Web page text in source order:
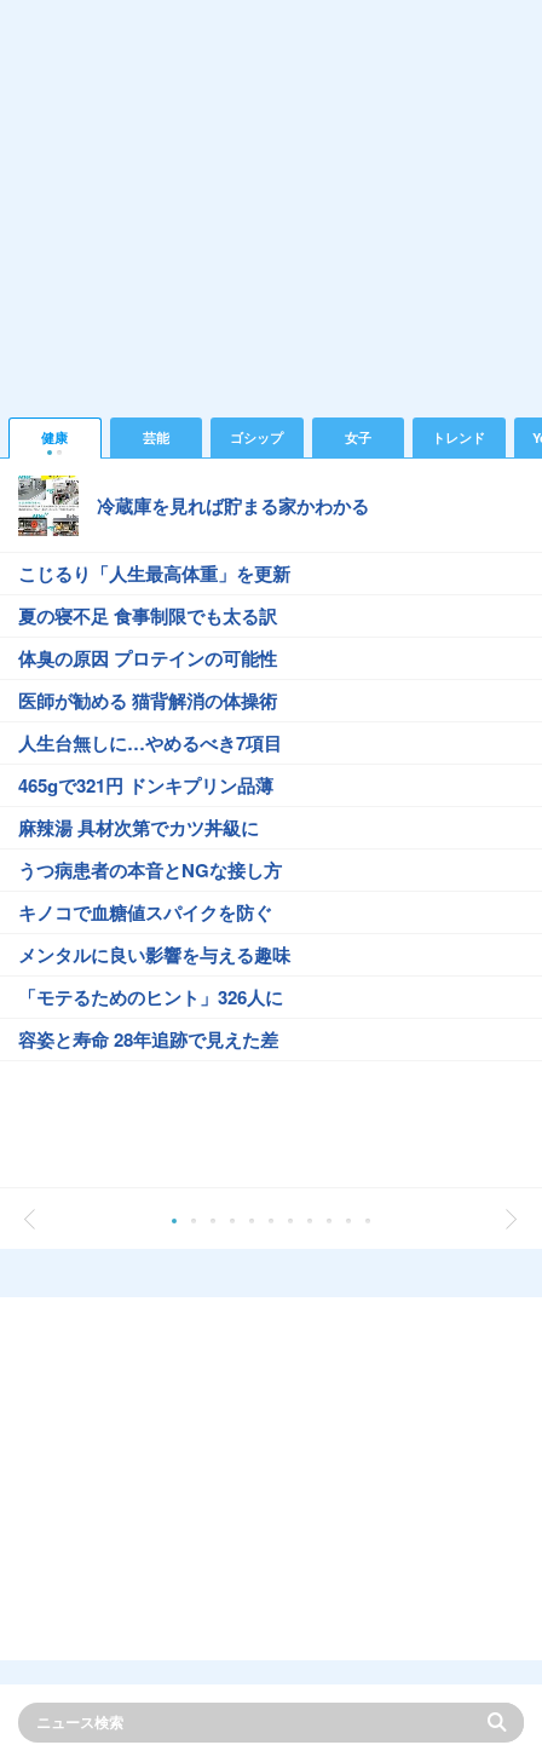
健康 芸能 ゴシップ 女子 トレンド
冷蔵庫を見れば貯まる家かわかる
こじるり「人生最高体重」を更新
夏の寝不足 食事制限でも太る訳
体臭の原因 プロテインの可能性
医師が勧める 猫背解消の体操術
人生台無しに…やめるべき7項目
465gで321円 ドンキプリン品薄
麻辣湯 具材次第でカツ丼級に
うつ病患者の本音とNGな接し方
キノコで血糖値スパイクを防ぐ
メンタルに良い影響を与える趣味
「モテるためのヒント」326人に
容姿と寿命 28年追跡で見えた差